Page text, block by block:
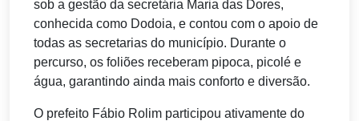
sob a gestão da secretária Maria das Dores,
conhecida como Dodoia, e contou com o apoio de
todas as secretarias do município. Durante o
percurso, os foliões receberam pipoca, picolé e
água, garantindo ainda mais conforto e diversão.
O prefeito Fábio Rolim participou ativamente do